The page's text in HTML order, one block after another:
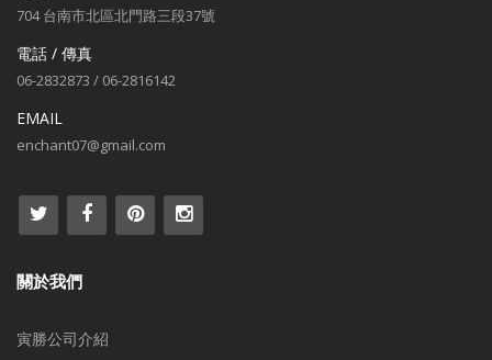
704 台南市北區北門路三段37號
電話 / 傳真
06-2832873 / 06-2816142
EMAIL
enchant07@gmail.com
關於我們
寅勝公司介紹